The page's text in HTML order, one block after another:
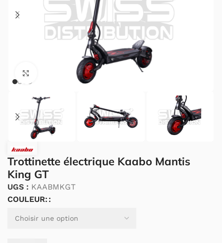
Cliquez pour agrandir.
Trottinette électrique Kaabo Mantis
King GT
UGS : KAABMKGT
COULEUR:
Alternative: